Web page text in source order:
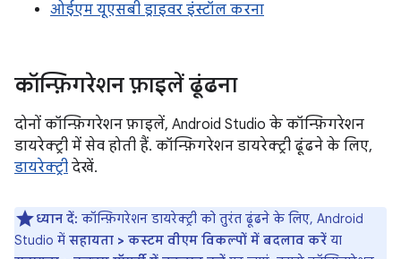
ओईएम यूएसबी ड्राइवर इंस्टॉल करना
कॉन्फ़िगरेशन फ़ाइलें ढूंढना
दोनों कॉन्फ़िगरेशन फ़ाइलें, Android Studio के कॉन्फ़िगरेशन
डायरेक्ट्री में सेव होती हैं. कॉन्फ़िगरेशन डायरेक्ट्री ढूंढने के लिए,
डायरेक्ट्री देखें.
ध्यान दें: कॉन्फ़िगरेशन डायरेक्ट्री को तुरंत ढूंढने के लिए, Android
Studio में सहायता > कस्टम वीएम विकल्पों में बदलाव करें या